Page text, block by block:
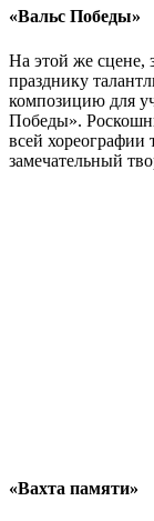
«Вальс Победы»
На этой же сцене,
празднику
композицию для
Победы».
всей
замечательный
«Вахта памяти»